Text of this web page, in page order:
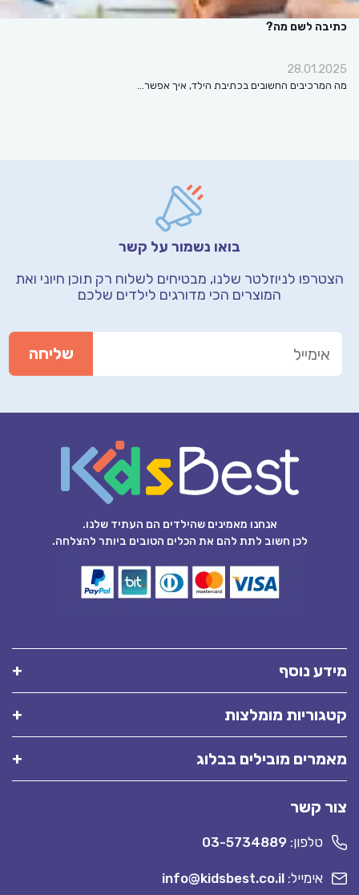
כתיבה לשם מה?
28.01.2025
מה המרכיבים החשובים בכתיבת הילד, איך אפשר…
בואו נשמור על קשר
הצטרפו לניוזלטר שלנו, מבטיחים לשלוח רק תוכן חיוני ואת
המוצרים הכי מדורגים לילדים שלכם
אנחנו מאמינים שהילדים הם העתיד שלנו.
לכן חשוב לתת להם את הכלים הטובים ביותר להצלחה.
מידע נוסף
קטגוריות מומלצות
מאמרים מובילים בבלוג
צור קשר
טלפון: 03-5734889
אימייל: info@kidsbest.co.il